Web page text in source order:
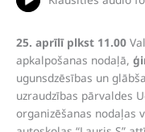
25. aprīlī plkst 11.00
apkalpošanas nodaļā,
ugunsdzēsības un
uzraudzības pārvaldes
organizēšanas nodaļas